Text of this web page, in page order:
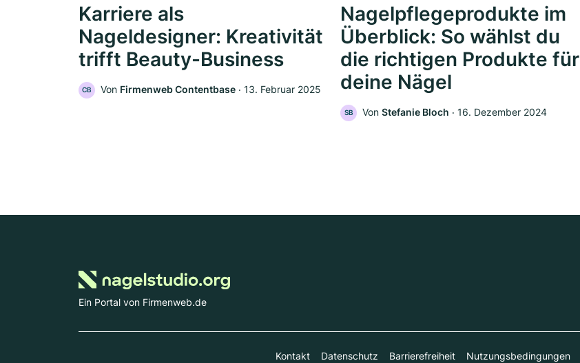
Karriere als
Nageldesigner: Kreativität
trifft Beauty-Business
CB Von Firmenweb Contentbase ‧ 13. Februar 2025
Nagelpflegeprodukte im
Überblick: So wählst du
die richtigen Produkte für
deine Nägel
SB Von Stefanie Bloch ‧ 16. Dezember 2024
Ein Portal von Firmenweb.de
Kontakt Datenschutz Barrierefreiheit Nutzungsbedingungen